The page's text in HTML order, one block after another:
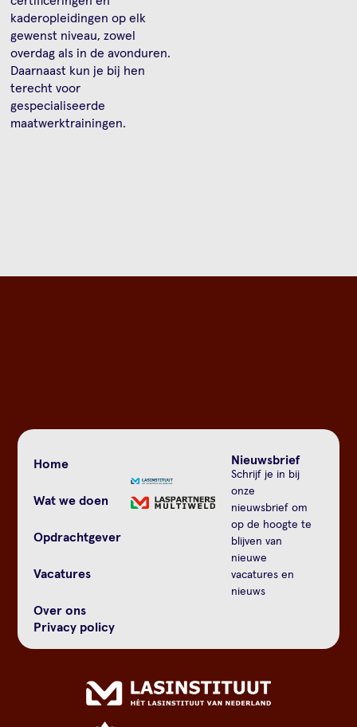
kaderopleidingen op elk
gewenst niveau, zowel
overdag als in de avonduren.
Daarnaast kun je bij hen
terecht voor
gespecialiseerde
maatwerktrainingen.
Home
Wat we doen
Opdrachtgever
Vacatures
Over ons
Privacy policy
Nieuwsbrief
Schrijf je in bij
onze
nieuwsbrief om
op de hoogte te
blijven van
nieuwe
vacatures en
nieuws